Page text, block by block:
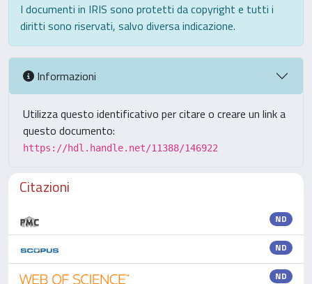
I documenti in IRIS sono protetti da copyright e tutti i
diritti sono riservati, salvo diversa indicazione.
Informazioni
Utilizza questo identificativo per citare o creare un link a
questo documento:
https://hdl.handle.net/11388/146922
Citazioni
ND
ND
ND